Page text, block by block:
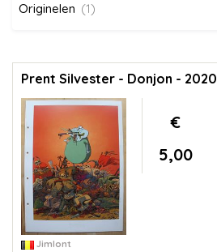
Originelen (1)
Prent Silvester - Donjon - 2020
€
5,00
Jimlont